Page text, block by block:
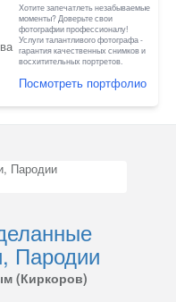
Хотите запечатлеть незабываемые
моменты? Доверьте свои
фотографии профессионалу!
Услуги талантливого фотографа -
гарантия качественных снимков и
восхитительных портретов.
Посмотреть портфолио
Пародии
Пародии
(Киркоров)